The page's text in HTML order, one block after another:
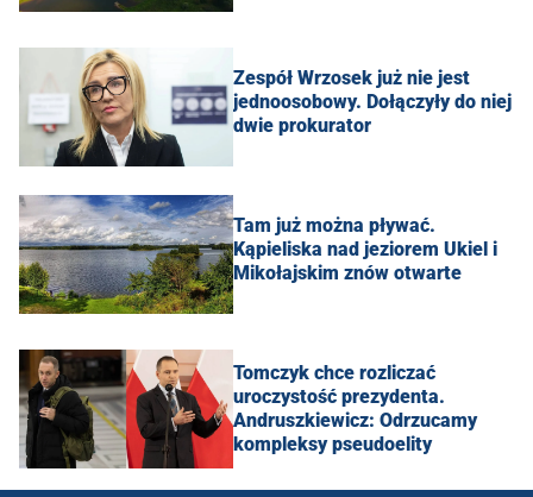
Zespół Wrzosek już nie jest
jednoosobowy. Dołączyły do niej
dwie prokurator
Tam już można pływać.
Kąpieliska nad jeziorem Ukiel i
Mikołajskim znów otwarte
Tomczyk chce rozliczać
uroczystość prezydenta.
Andruszkiewicz: Odrzucamy
kompleksy pseudoelity